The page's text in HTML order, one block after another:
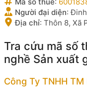
Người đại diện:
Địa chỉ: Thôn 8, Xã
Tra cứu mã số
nghề Sản xuất
Công Ty TNHH